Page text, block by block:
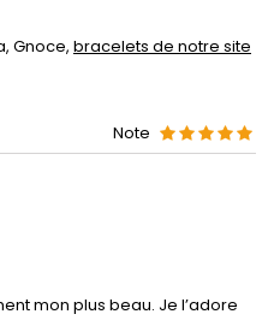
Gnoce, bracelets de notre site
Note
mon plus beau. Je l’adore